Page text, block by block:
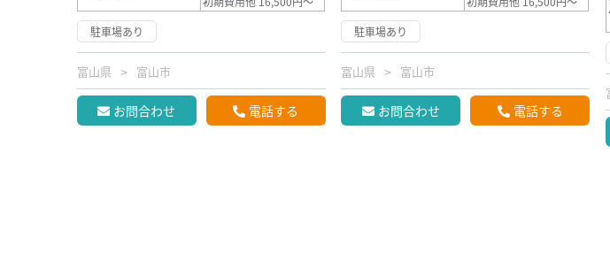
駐車場あり
富山県 富山市
お問合わせ 電話する
駐車場あり
富山県 富山市
お問合わせ 電話する